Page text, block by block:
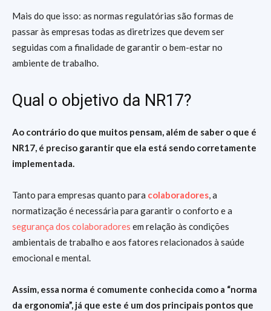
Mais do que isso: as normas regulatórias são formas de
passar às empresas todas as diretrizes que devem ser
seguidas com a finalidade de garantir o bem-estar no
ambiente de trabalho.
Qual o objetivo da NR17?
Ao contrário do que muitos pensam, além de saber o que é
NR17, é preciso garantir que ela está sendo corretamente
implementada.
Tanto para empresas quanto para colaboradores , a
normatização é necessária para garantir o conforto e a
segurança dos colaboradores em relação às condições
ambientais de trabalho e aos fatores relacionados à saúde
emocional e mental.
Assim, essa norma é comumente conhecida como a “norma
da ergonomia”, já que este é um dos principais pontos que